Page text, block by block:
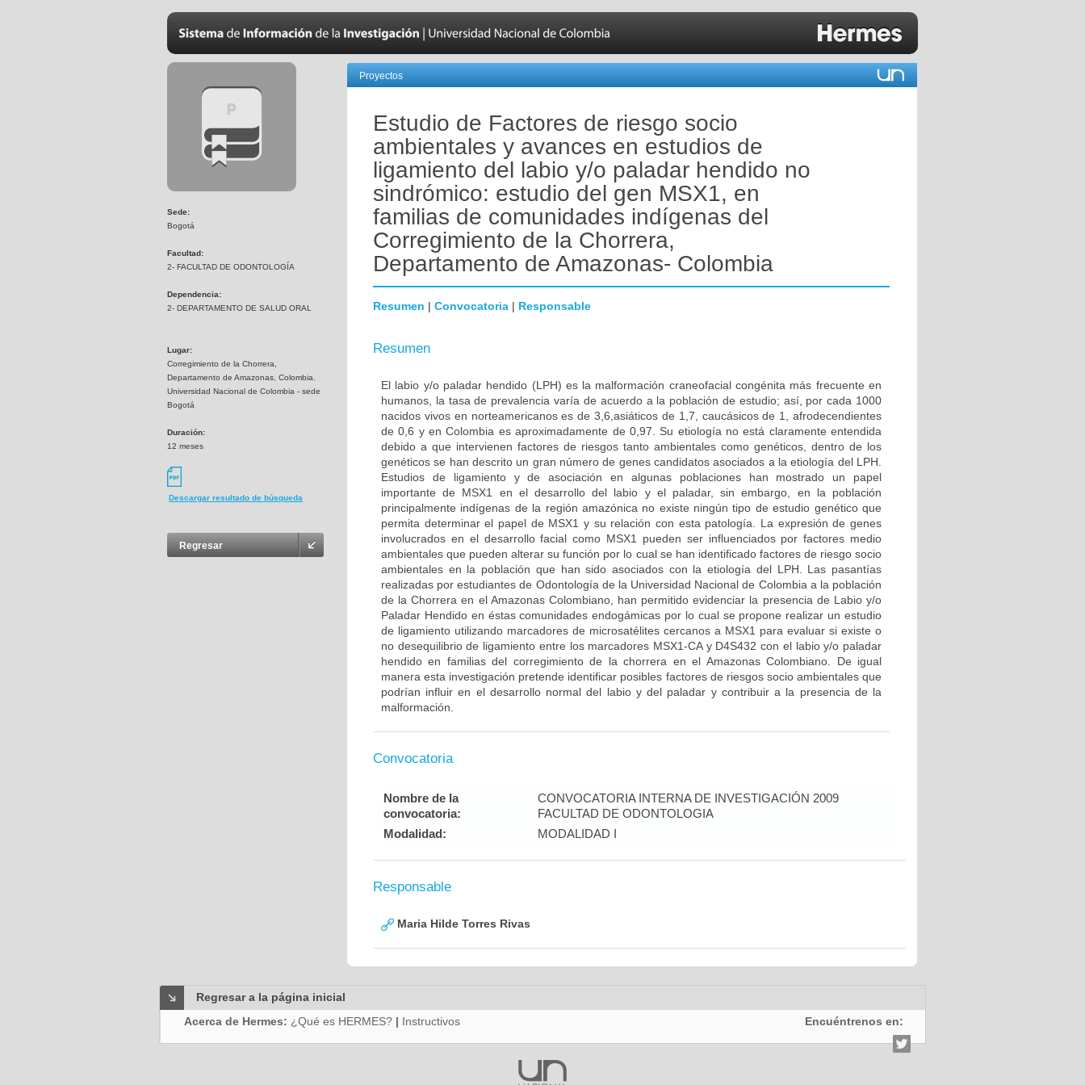
Sede:
Bogotá
Facultad:
2- FACULTAD DE ODONTOLOGÍA
Dependencia:
2- DEPARTAMENTO DE SALUD ORAL
Lugar:
Corregimiento de la Chorrera,
Departamento de Amazonas, Colombia.
Universidad Nacional de Colombia - sede
Bogotá
Duración:
12 meses
Descargar resultado de búsqueda
Regresar
Proyectos
Estudio de Factores de riesgo socio
ambientales y avances en estudios de
ligamiento del labio y/o paladar hendido no
sindrómico: estudio del gen MSX1, en
familias de comunidades indígenas del
Corregimiento de la Chorrera,
Departamento de Amazonas- Colombia
Resumen | Convocatoria | Responsable
Resumen
El labio y/o paladar hendido (LPH) es la malformación craneofacial congénita más frecuente en
humanos, la tasa de prevalencia varía de acuerdo a la población de estudio; así, por cada 1000
nacidos vivos en norteamericanos es de 3,6,asiáticos de 1,7, caucásicos de 1, afrodecendientes
de 0,6 y en Colombia es aproximadamente de 0,97. Su etiología no está claramente entendida
debido a que intervienen factores de riesgos tanto ambientales como genéticos, dentro de los
genéticos se han descrito un gran número de genes candidatos asociados a la etiología del LPH.
Estudios de ligamiento y de asociación en algunas poblaciones han mostrado un papel
importante de MSX1 en el desarrollo del labio y el paladar, sin embargo, en la población
principalmente indígenas de la región amazónica no existe ningún tipo de estudio genético que
permita determinar el papel de MSX1 y su relación con esta patología. La expresión de genes
involucrados en el desarrollo facial como MSX1 pueden ser influenciados por factores medio
ambientales que pueden alterar su función por lo cual se han identificado factores de riesgo socio
ambientales en la población que han sido asociados con la etiología del LPH. Las pasantías
realizadas por estudiantes de Odontología de la Universidad Nacional de Colombia a la población
de la Chorrera en el Amazonas Colombiano, han permitido evidenciar la presencia de Labio y/o
Paladar Hendido en éstas comunidades endogámicas por lo cual se propone realizar un estudio
de ligamiento utilizando marcadores de microsatélites cercanos a MSX1 para evaluar si existe o
no desequilibrio de ligamiento entre los marcadores MSX1-CA y D4S432 con el labio y/o paladar
hendido en familias del corregimiento de la chorrera en el Amazonas Colombiano. De igual
manera esta investigación pretende identificar posibles factores de riesgos socio ambientales que
podrían influir en el desarrollo normal del labio y del paladar y contribuir a la presencia de la
malformación.
Convocatoria
Nombre de la
convocatoria:
CONVOCATORIA INTERNA DE INVESTIGACIÓN 2009
FACULTAD DE ODONTOLOGIA
Modalidad:
MODALIDAD I
Responsable
Maria Hilde Torres Rivas
Regresar a la página inicial
Acerca de Hermes: ¿Qué es HERMES? | Instructivos Encuéntrenos en: